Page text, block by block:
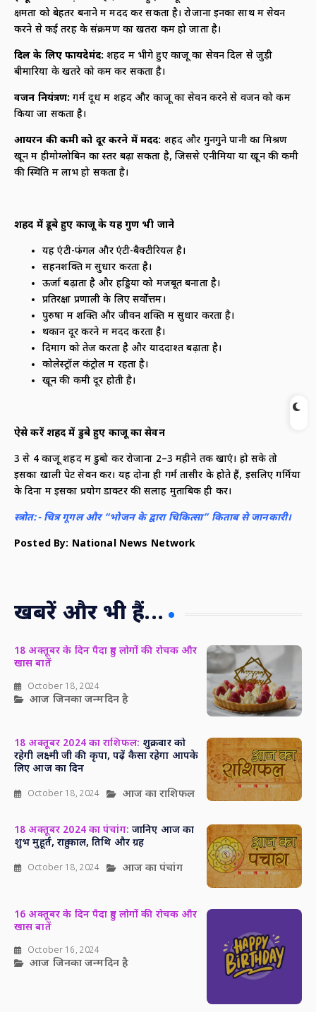
क्षमता को बेहतर बनाने में मदद कर सकता है। रोजाना इनका साथ में सेवन
करने से कई तरह के संक्रमण का खतरा कम हो जाता है।
दिल के लिए फायदेमंद: शहद में भीगे हुए काजू का सेवन दिल से जुड़ी
बीमारियों के खतरे को कम कर सकता है।
वजन नियंत्रण: गर्म दूध में शहद और काजू का सेवन करने से वजन को कम
किया जा सकता है।
आयरन की कमी को दूर करने में मदद: शहद और गुनगुने पानी का मिश्रण
खून में हीमोग्लोबिन का स्तर बढ़ा सकता है, जिससे एनीमिया या खून की कमी
की स्थिति में लाभ हो सकता है।
शहद में डूबे हुए काजू के यह गुण भी जाने
यह एंटी-फंगल और एंटी-बैक्टीरियल है।
सहनशक्ति में सुधार करता है।
ऊर्जा बढ़ाता है और हड्डियों को मजबूत बनाता है।
प्रतिरक्षा प्रणाली के लिए सर्वोत्तम।
पुरुषों में शक्ति और जीवन शक्ति में सुधार करता है।
थकान दूर करने में मदद करता है।
दिमाग को तेज करता है और याददाश्त बढ़ाता है।
कोलेस्ट्रॉल कंट्रोल में रहता है।
खून की कमी दूर होती है।
ऐसे करें शहद में डुबे हुए काजू का सेवन
3 से 4 काजू शहद में डुबो कर रोजाना 2–3 महीने तक खाएं। हो सके तो
इसका खाली पेट सेवन करें। यह दोनों ही गर्म तासीर के होते हैं, इसलिए गर्मियों
के दिनों में इसका प्रयोग डाक्टर की सलाह मुताबिक ही करें।
स्त्रोत:- चित्र गूगल और “भोजन के द्वारा चिकित्सा” किताब से जानकारी।
Posted By: National News Network
खबरें और भी हैं...
18 अक्तूबर के दिन पैदा हुए लोगों की रोचक और
खास बातें
October 18, 2024
आज जिनका जन्मदिन है
18 अक्तूबर 2024 का राशिफल: शुक्रवार को
रहेगी लक्ष्मी जी की कृपा, पढ़ें कैसा रहेगा आपके
लिए आज का दिन
October 18, 2024 आज का राशिफल
18 अक्तूबर 2024 का पंचांग: जानिए आज का
शुभ मुहूर्त, राहु काल, तिथि और ग्रह
October 18, 2024 आज का पंचांग
16 अक्तूबर के दिन पैदा हुए लोगों की रोचक और
खास बातें
October 16, 2024
आज जिनका जन्मदिन है